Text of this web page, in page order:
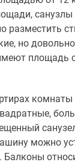
разместить
но
площадь
комнаты
можно
Балконы